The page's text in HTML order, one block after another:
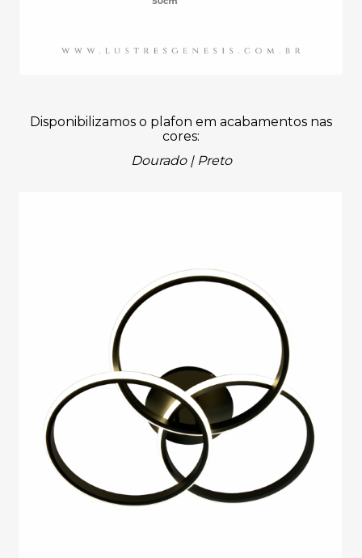
Disponibilizamos o plafon em acabamentos nas
cores:
Dourado | Preto